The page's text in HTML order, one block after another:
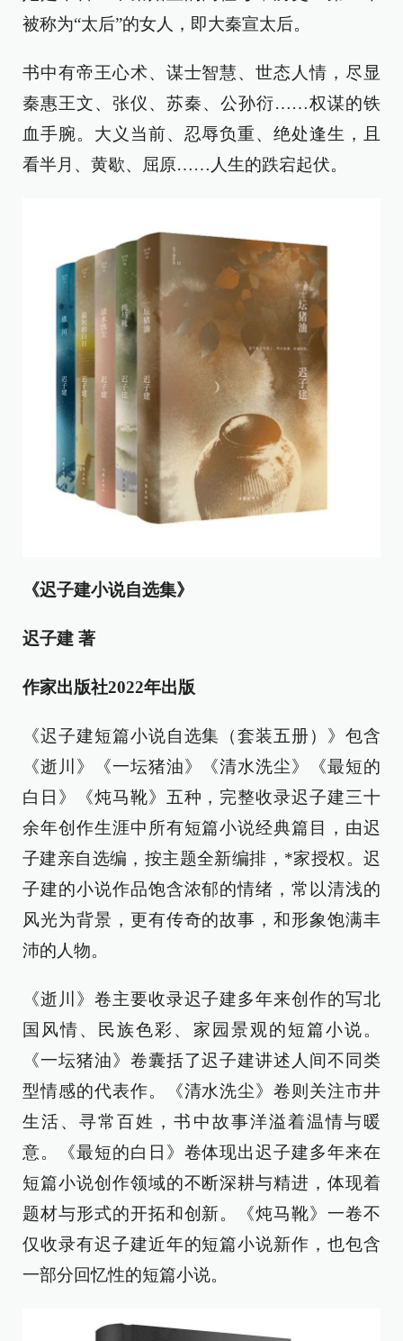
被称为“太后”的女人，即大秦宣太后。
书中有帝王心术、谋士智慧、世态人情，尽显
秦惠王文、张仪、苏秦、公孙衍……权谋的铁
血手腕。大义当前、忍辱负重、绝处逢生，且
看半月、黄歇、屈原……人生的跌宕起伏。
《迟子建小说自选集》
迟子建 著
作家出版社2022年出版
《迟子建短篇小说自选集（套装五册）》包含
《逝川》《一坛猪油》《清水洗尘》《最短的
白日》《炖马靴》五种，完整收录迟子建三十
余年创作生涯中所有短篇小说经典篇目，由迟
子建亲自选编，按主题全新编排，*家授权。迟
子建的小说作品饱含浓郁的情绪，常以清浅的
风光为背景，更有传奇的故事，和形象饱满丰
沛的人物。
《逝川》卷主要收录迟子建多年来创作的写北
国风情、民族色彩、家园景观的短篇小说。
《一坛猪油》卷囊括了迟子建讲述人间不同类
型情感的代表作。《清水洗尘》卷则关注市井
生活、寻常百姓，书中故事洋溢着温情与暖
意。《最短的白日》卷体现出迟子建多年来在
短篇小说创作领域的不断深耕与精进，体现着
题材与形式的开拓和创新。《炖马靴》一卷不
仅收录有迟子建近年的短篇小说新作，也包含
一部分回忆性的短篇小说。